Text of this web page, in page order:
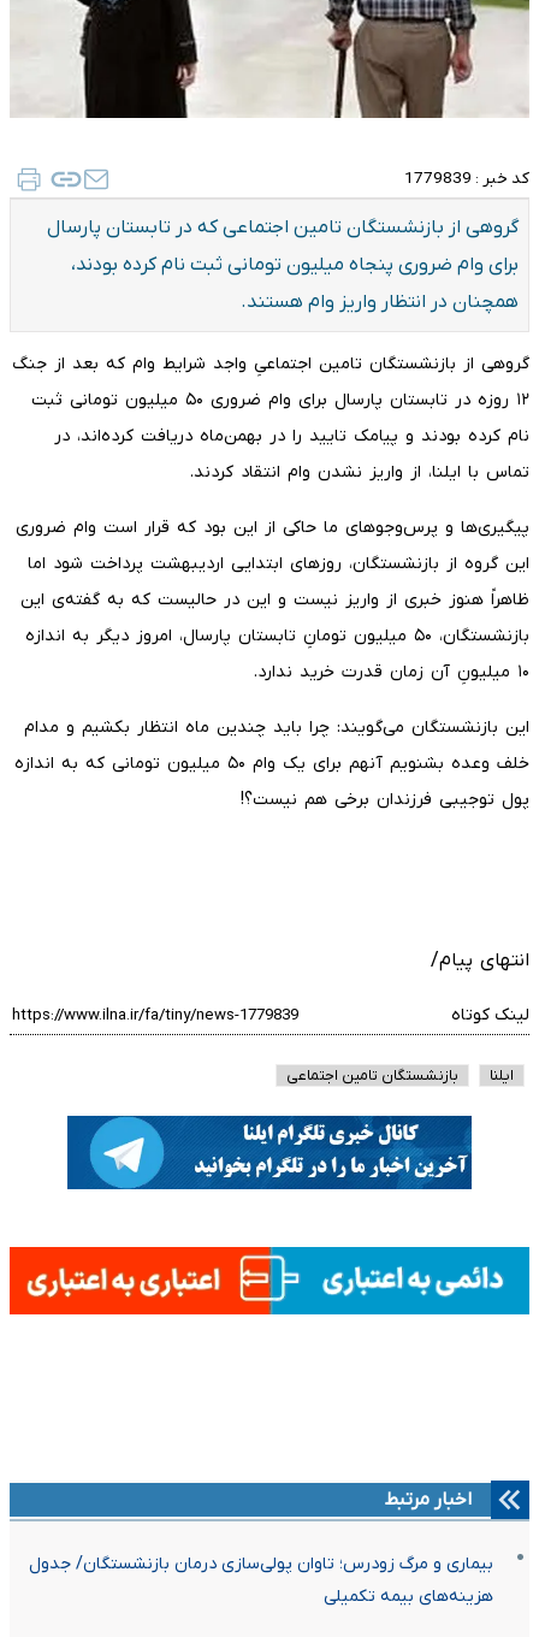
کد خبر : 1779839
گروهی از بازنشستگان تامین اجتماعی که در تابستان پارسال
برای وام ضروری پنجاه میلیون تومانی ثبت نام کرده بودند،
همچنان در انتظار واریز وام هستند.
گروهی از بازنشستگان تامین اجتماعیِ واجد شرایط وام که بعد از جنگ
۱۲ روزه در تابستان پارسال برای وام ضروری ۵۰ میلیون تومانی ثبت
نام کرده بودند و پیامک تایید را در بهمن‌ماه دریافت کرده‌اند، در
تماس با ایلنا، از واریز نشدن وام انتقاد کردند.
پیگیری‌ها و پرس‌وجوهای ما حاکی از این بود که قرار است وام ضروری
این گروه از بازنشستگان، روزهای ابتدایی اردیبهشت پرداخت شود اما
ظاهراً هنوز خبری از واریز نیست و این در حالیست که به گفته‌ی این
بازنشستگان، ۵۰ میلیون تومانِ تابستان پارسال، امروز دیگر به اندازه
۱۰ میلیونِ آن زمان قدرت خرید ندارد.
این بازنشستگان می‌گویند: چرا باید چندین ماه انتظار بکشیم و مدام
خلف وعده بشنویم آنهم برای یک وام ۵۰ میلیون تومانی که به اندازه
پول توجیبی فرزندان برخی هم نیست؟!
انتهای پیام/
لینک کوتاه
ایلنا بازنشستگان تامین اجتماعی
اخبار مرتبط
بیماری و مرگ زودرس؛ تاوان پولی‌سازی درمان بازنشستگان/ جدول
هزینه‌های بیمه تکمیلی